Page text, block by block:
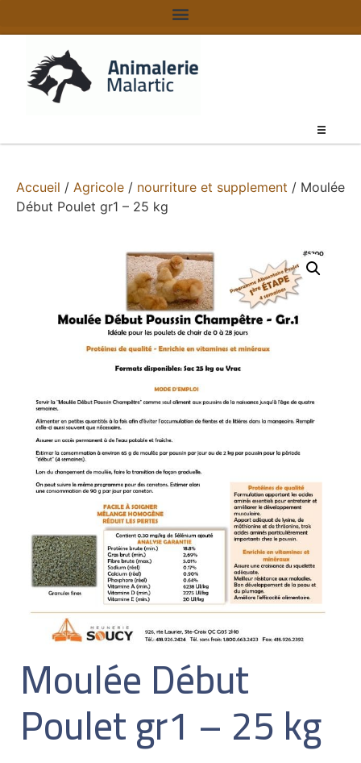
Accueil / Agricole / nourriture et supplement / Moulée
Début Poulet gr1 – 25 kg
Moulée Début
Poulet gr1 – 25 kg